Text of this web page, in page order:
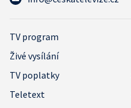
TV program
Živé vysílání
TV poplatky
Teletext